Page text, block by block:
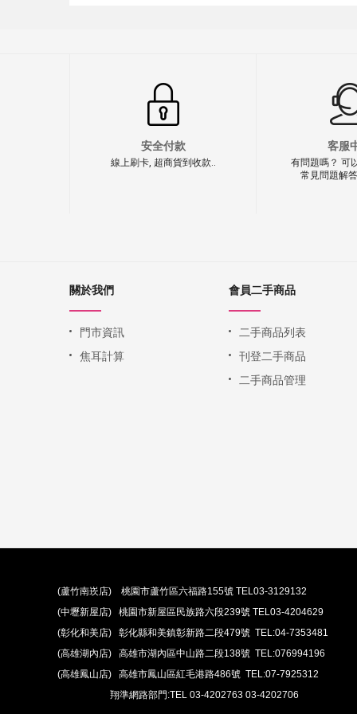
安全付款
線上刷卡, 超商貨到收款..
客服
有問題嗎？ 可
常見問題解
關於我們
門市資訊
焦耳計算
會員二手商品
二手商品列表
刊登二手商品
二手商品管理
(蘆竹南崁店) 桃園市蘆竹區六福路155號 TEL03-3129132
(中壢新屋店) 桃園市新屋區民族路六段239號 TEL03-4204629
(彰化和美店) 彰化縣和美鎮彰新路二段479號 TEL:04-7353481
(高雄湖內店) 高雄市湖內區中山路二段138號 TEL:076994196
(高雄鳳山店) 高雄市鳳山區紅毛港路486號 TEL:07-7925312
翔準網路部門:TEL 03-4202763 03-4202706